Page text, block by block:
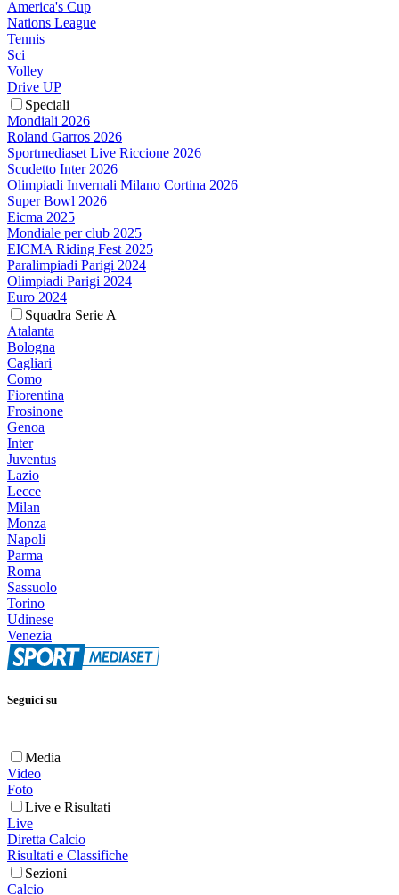
America's Cup
Nations League
Tennis
Sci
Volley
Drive UP
Speciali
Mondiali 2026
Roland Garros 2026
Sportmediaset Live Riccione 2026
Scudetto Inter 2026
Olimpiadi Invernali Milano Cortina 2026
Super Bowl 2026
Eicma 2025
Mondiale per club 2025
EICMA Riding Fest 2025
Paralimpiadi Parigi 2024
Olimpiadi Parigi 2024
Euro 2024
Squadra Serie A
Atalanta
Bologna
Cagliari
Como
Fiorentina
Frosinone
Genoa
Inter
Juventus
Lazio
Lecce
Milan
Monza
Napoli
Parma
Roma
Sassuolo
Torino
Udinese
Venezia
Seguici su
Media
Video
Foto
Live e Risultati
Live
Diretta Calcio
Risultati e Classifiche
Sezioni
Calcio